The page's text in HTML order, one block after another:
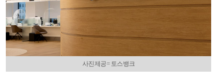
사진제공= 토스뱅크